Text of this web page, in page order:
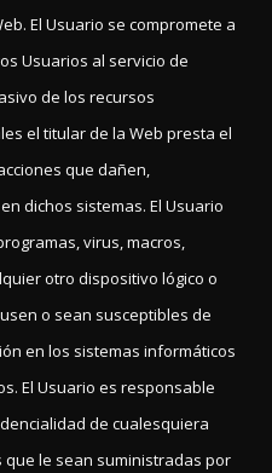
El Usuario se compromete a
Usuarios al servicio de
de los recursos
el titular de la Web presta el
que dañen,
dichos sistemas. El Usuario
virus, macros,
otro dispositivo lógico o
o sean susceptibles de
en los sistemas informáticos
El Usuario es responsable
de cualesquiera
le sean suministradas por